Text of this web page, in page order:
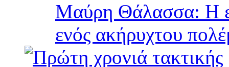
Μαύρη Θάλασσα: Η
ενός ακήρυχτου